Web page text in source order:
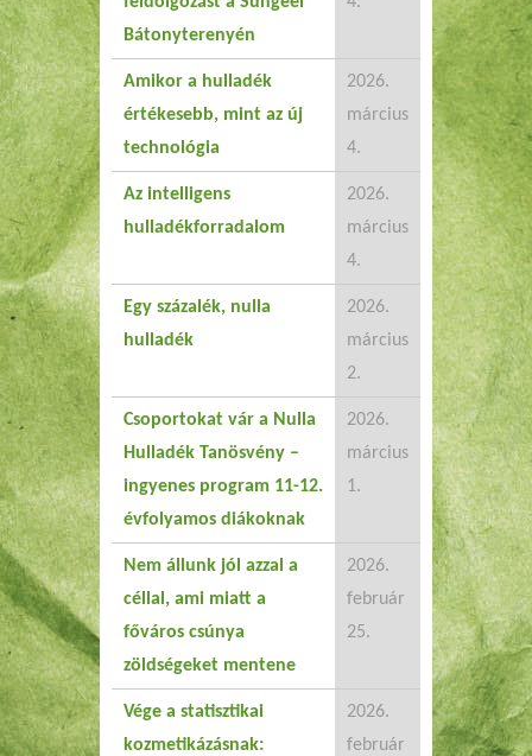
Bátonyterenyén
Amikor a hulladék
értékesebb, mint az új
technológia
2026.
március
4.
Az intelligens
hulladékforradalom
2026.
március
4.
Egy százalék, nulla
hulladék
2026.
március
2.
Csoportokat vár a Nulla
Hulladék Tanösvény –
ingyenes program 11-12.
évfolyamos diákoknak
2026.
március
1.
Nem állunk jól azzal a
céllal, ami miatt a
főváros csúnya
zöldségeket mentene
2026.
február
25.
Vége a statisztikai
kozmetikázásnak:
2026.
február